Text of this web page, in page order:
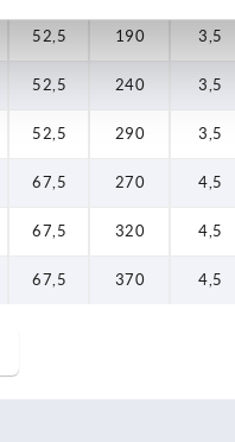
52,5 190 3,5
52,5 240 3,5
52,5 290 3,5
67,5 270 4,5
67,5 320 4,5
67,5 370 4,5